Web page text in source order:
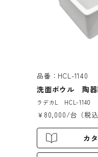
品番：HCL-1140
洗面ボウル 陶器
ラデカL HCL-1140
￥80,000/台（税
カ